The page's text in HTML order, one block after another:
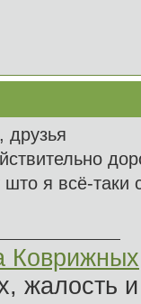
друзья
што я всё-таки
Коврижных
жалость